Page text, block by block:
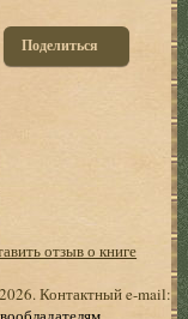
Поделиться
отзыв о книге
Контактный e-mail: